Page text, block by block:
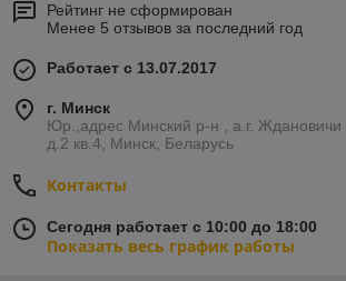
Рейтинг не сформирован
Менее 5 отзывов за последний год
Работает с 13.07.2017
г. Минск
Юр.,адрес Минский р-н , а.г. Ждановичи
д.2 кв.4, Минск, Беларусь
Контакты
Сегодня работает с 10:00 до 18:00
Показать весь график работы